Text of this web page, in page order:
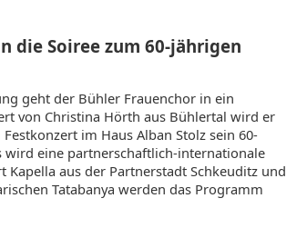
die Soiree zum 60-jährigen
geht der Bühler Frauenchor in ein
von Christina Hörth aus Bühlertal wird er
im Haus Alban Stolz sein 60-
wird eine partnerschaftlich-internationale
Kapella aus der Partnerstadt Schkeuditz und
Tatabanya werden das Programm